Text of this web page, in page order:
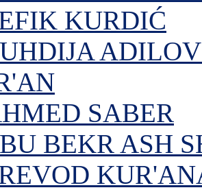
KURDIĆ
SABER
BEKR ASH